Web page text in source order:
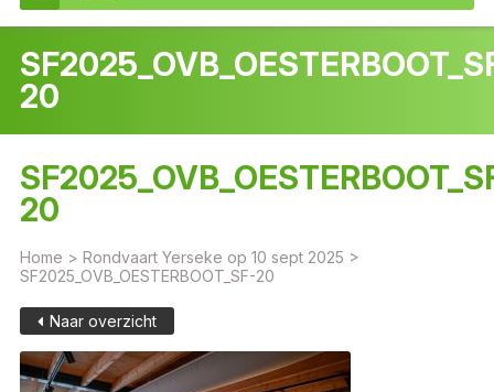
20
20
Home > Rondvaart Yerseke op 10 sept 2025 >
SF2025_OVB_OESTERBOOT_SF-20
Naar overzicht